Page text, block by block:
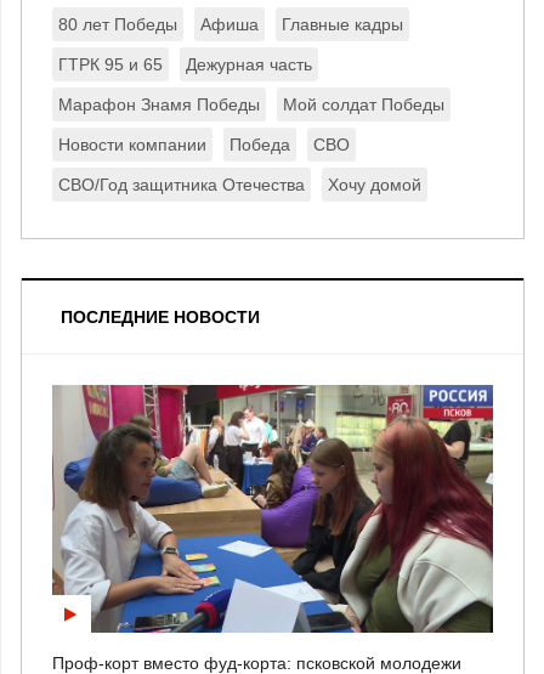
80 лет Победы Афиша Главные кадры
ГТРК 95 и 65 Дежурная часть
Марафон Знамя Победы Мой солдат Победы
Новости компании Победа СВО
СВО/Год защитника Отечества Хочу домой
ПОСЛЕДНИЕ НОВОСТИ
Проф-корт вместо фуд-корта: псковской молодежи